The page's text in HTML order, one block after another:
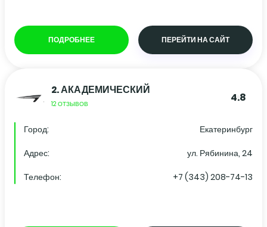
ПОДРОБНЕЕ ПЕРЕЙТИ НА САЙТ
2.АКАДЕМИЧЕСКИЙ
12 ОТЗЫВОВ 4.8
Город:
Екатеринбург
Адрес:
ул. Рябинина, 24
Телефон:
+7 (343) 208-74-13